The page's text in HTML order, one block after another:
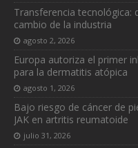
Transferencia tecnológica:
cambio de la industria
agosto 2, 2026
Europa autoriza el primer
para la dermatitis atópica
agosto 1, 2026
Bajo riesgo de cáncer de
JAK en artritis reumatoide
julio 31, 2026